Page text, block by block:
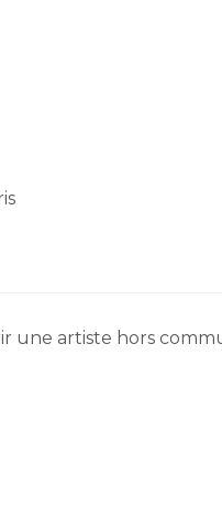
une artiste hors